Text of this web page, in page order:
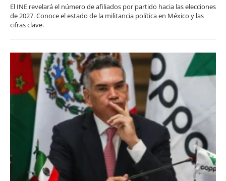
El INE revelará el número de afiliados por partido hacia las elecciones
de 2027. Conoce el estado de la militancia política en México y las
cifras clave.